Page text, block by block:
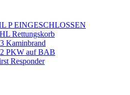
P EINGESCHLOSSEN
Rettungskorb
Kaminbrand
PKW auf BAB
Responder